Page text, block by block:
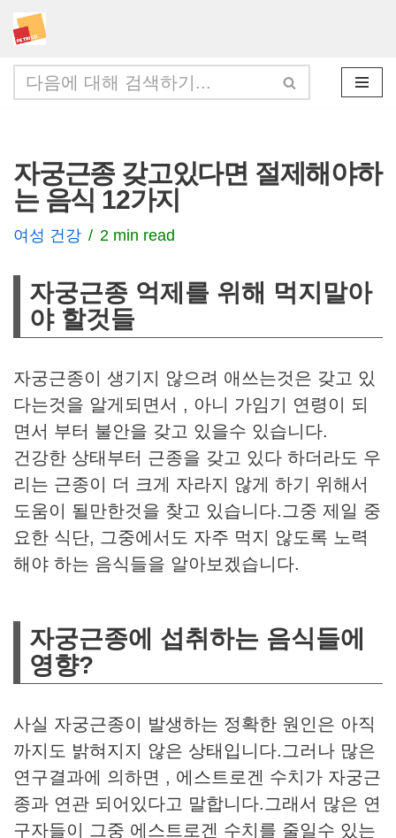
콘
텐
츠
너
뛰
기
자궁근종 갖고있다면 절제해야하
는 음식 12가지
여성 건강 2 min read
자궁근종 억제를 위해 먹지말아
야 할것들
자궁근종이 생기지 않으려 애쓰는것은 갖고 있
다는것을 알게되면서 , 아니 가임기 연령이 되
면서 부터 불안을 갖고 있을수 있습니다.
건강한 상태부터 근종을 갖고 있다 하더라도 우
리는 근종이 더 크게 자라지 않게 하기 위해서
도움이 될만한것을 찾고 있습니다.그중 제일 중
요한 식단, 그중에서도 자주 먹지 않도록 노력
해야 하는 음식들을 알아보겠습니다.
자궁근종에 섭취하는 음식들에
영향?
사실 자궁근종이 발생하는 정확한 원인은 아직
까지도 밝혀지지 않은 상태입니다.그러나 많은
연구결과에 의하면 , 에스트로겐 수치가 자궁근
종과 연관 되어있다고 말합니다.그래서 많은 연
구자들이 그중 에스트로겐 수치를 줄일수 있는